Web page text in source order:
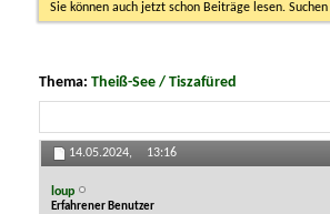
Sie können auch jetzt schon Beiträge lesen.
Thema: Theiß-See / Tiszafüred
14.05.2024, 13:16
loup
Erfahrener Benutzer